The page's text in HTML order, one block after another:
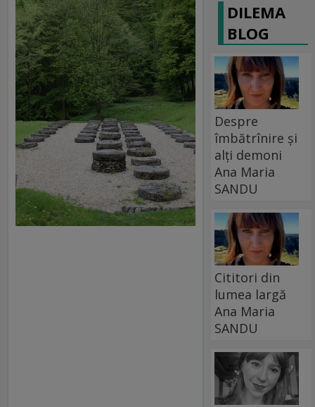
DILEMA
BLOG
Despre
îmbătrînire și
alți demoni
Ana Maria
SANDU
Cititori din
lumea largă
Ana Maria
SANDU